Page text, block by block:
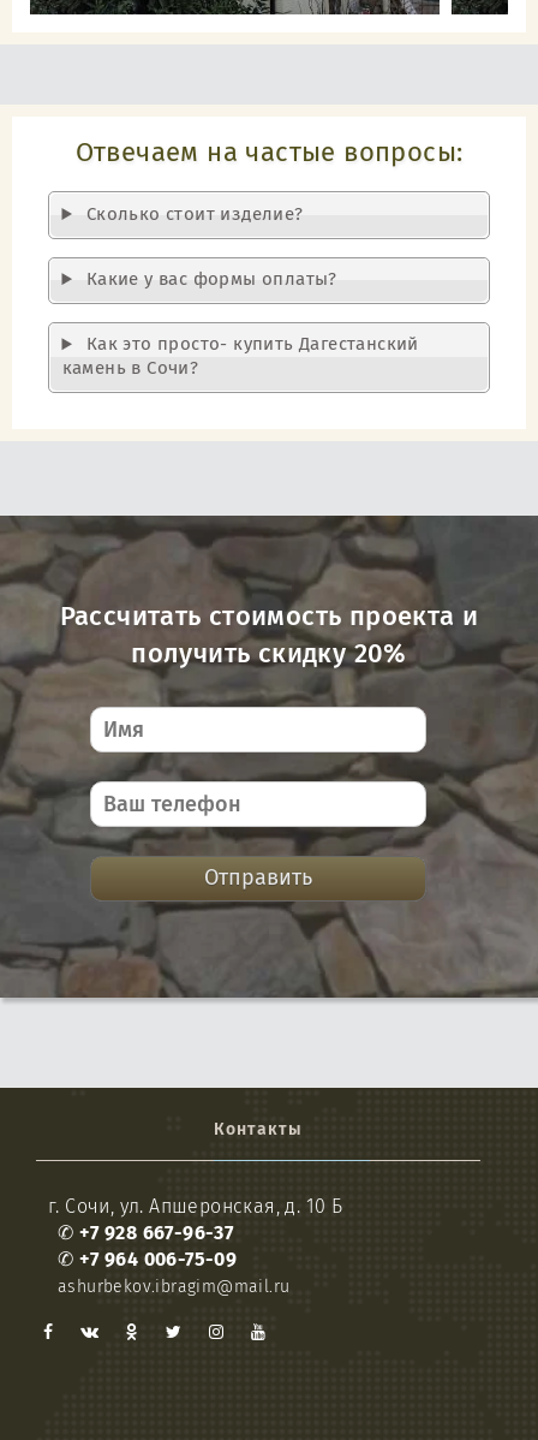
Отвечаем на частые вопросы:
Cколько стоит изделие?
Какие у вас формы оплаты?
Как это просто- купить Дагестанский
камень в Сочи?
Рассчитать стоимость проекта и
получить скидку 20%
Отправить
Контакты
г. Сочи, ул. Апшеронская, д. 10 Б
✆ +7 928 667-96-37
✆ +7 964 006-75-09
ashurbekov.ibragim@mail.ru